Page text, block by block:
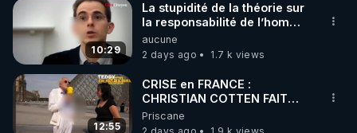
10:29
La stupidité de la théorie sur
la responsabilité de l’homme
concernant le dioxyde de
carbone.
aucune
2 days ago
1.7 k views
12:55
CRISE en FRANCE :
CHRISTIAN COTTEN FAIT
une étrange découverte
Priscane